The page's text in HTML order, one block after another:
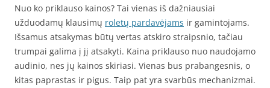
Nuo ko priklauso kainos? Tai vienas iš dažniausiai
užduodamų klausimų roletų pardavėjams ir gamintojams.
Išsamus atsakymas būtų vertas atskiro straipsnio, tačiau
trumpai galima į jį atsakyti. Kaina priklauso nuo naudojamo
audinio, nes jų kainos skiriasi. Vienas bus prabangesnis, o
kitas paprastas ir pigus. Taip pat yra svarbūs mechanizmai.